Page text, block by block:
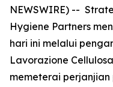
NEWSWIRE) --
Hygiene Partners
hari ini melalui
Lavorazione
memeterai